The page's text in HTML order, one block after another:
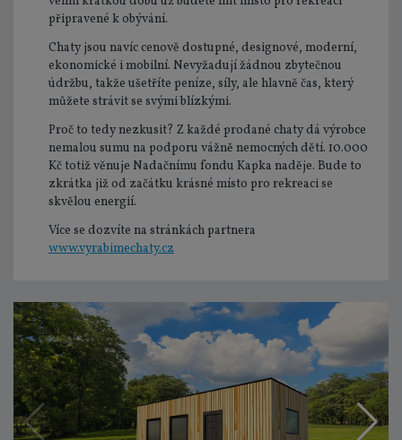
připravené k obývání.
Chaty jsou navíc cenově dostupné, designové, moderní,
ekonomické i mobilní. Nevyžadují žádnou zbytečnou
údržbu, takže ušetříte peníze, síly, ale hlavně čas, který
můžete strávit se svými blízkými.
Proč to tedy nezkusit? Z každé prodané chaty dá výrobce
nemalou sumu na podporu vážně nemocných dětí. 10.000
Kč totiž věnuje Nadačnímu fondu Kapka naděje. Bude to
zkrátka již od začátku krásné místo pro rekreaci se
skvělou energií.
Více se dozvíte na stránkách partnera
www.vyrabimechaty.cz